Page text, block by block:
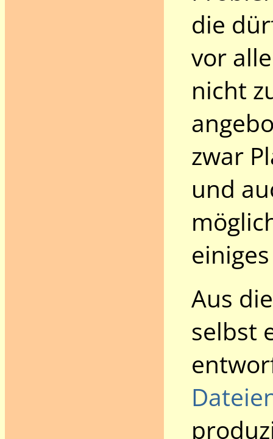
die
vor
nicht
zwar
und
Aus
selbst